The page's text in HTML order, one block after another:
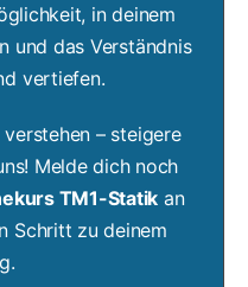
in deinem
und das Verständnis
vertiefen.
– steigere
Melde dich noch
TM1-Statik an
Schritt zu deinem